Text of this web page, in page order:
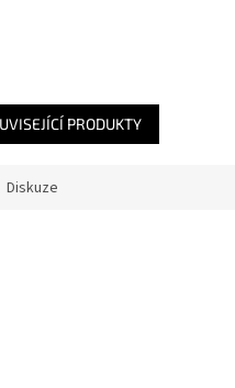
PRODUKTY
Diskuze